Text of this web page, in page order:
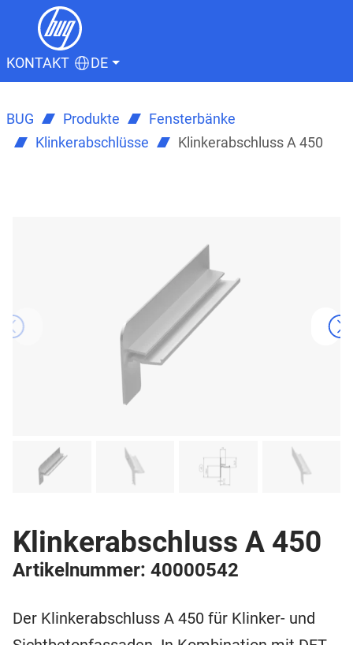
KONTAKT DE
BUG Produkte
Fensterbänke
Klinkerabschlüsse
Klinkerabschluss A 450
Klinkerabschluss A 450
Artikelnummer: 40000542
Der Klinkerabschluss A 450 für Klinker- und